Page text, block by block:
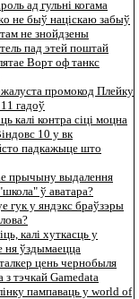
ад гульні когама
не быў націскаю забыў
не знойдзены
пад этей поштай
Ворт оф танкс
промокод Плейку
гадоў
калі контра сіці моцна
10 у вк
падкажыце што
прычыну выдалення
ў аватара?
гук у яндэкс браўзэры
калі хуткасць у
ня ўздымаецца
цень чернобыля
з тэчкай Gamedata
пампаваць у world of